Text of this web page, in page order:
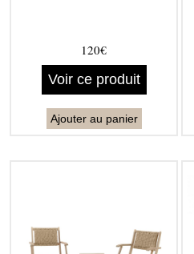
120€
Voir ce produit
Ajouter au panier